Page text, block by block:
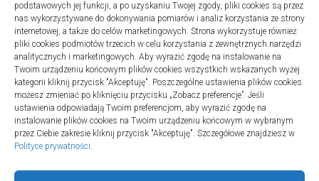
podstawowych jej funkcji, a po uzyskaniu Twojej zgody, pliki cookies są przez
nas wykorzystywane do dokonywania pomiarów i analiz korzystania ze strony
internetowej, a także do celów marketingowych. Strona wykorzystuje również
pliki cookies podmiotów trzecich w celu korzystania z zewnętrznych narzędzi
analitycznych i marketingowych. Aby wyrazić zgodę na instalowanie na
Twoim urządzeniu końcowym plików cookies wszystkich wskazanych wyżej
kategorii kliknij przycisk "Akceptuję". Poszczególne ustawienia plików cookies
możesz zmieniać po kliknięciu przycisku „Zobacz preferencje”. Jeśli
ustawienia odpowiadają Twoim preferencjom, aby wyrazić zgodę na
instalowanie plików cookies na Twoim urządzeniu końcowym w wybranym
przez Ciebie zakresie kliknij przycisk "Akceptuję". Szczegółowe znajdziesz w
Polityce prywatności.
Najnowsze komentarze
GosiaoFizjoterapia – jak ekspresowo przywrócić
sprawność po urazie?